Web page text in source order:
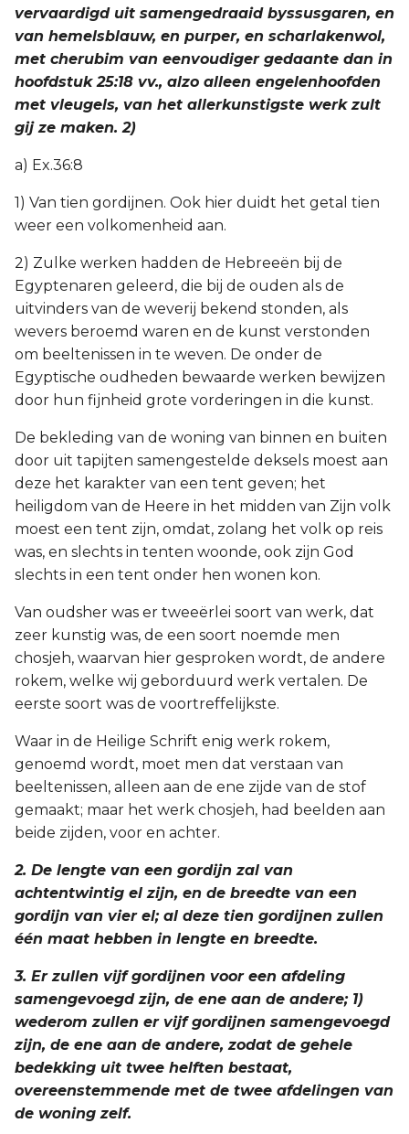
1 Thessalonicenzen
2 Thessalonicenzen
1 Timótheüs
2 Timótheüs
Titus
Hebreeën
Jakobus
1 Petrus
1 Johannes
2 Johannes
3 Johannes
Judas
Openbaring
vervaardigd uit samengedraaid byssusgaren, en
van hemelsblauw, en purper, en scharlakenwol,
met cherubim van eenvoudiger gedaante dan in
hoofdstuk 25:18 vv., alzo alleen engelenhoofden
met vleugels, van het allerkunstigste werk zult
gij ze maken. 2)
a) Ex.36:8
1) Van tien gordijnen. Ook hier duidt het getal tien
weer een volkomenheid aan.
2) Zulke werken hadden de Hebreeën bij de
Egyptenaren geleerd, die bij de ouden als de
uitvinders van de weverij bekend stonden, als
wevers beroemd waren en de kunst verstonden
om beeltenissen in te weven. De onder de
Egyptische oudheden bewaarde werken bewijzen
door hun fijnheid grote vorderingen in die kunst.
De bekleding van de woning van binnen en buiten
door uit tapijten samengestelde deksels moest aan
deze het karakter van een tent geven; het
heiligdom van de Heere in het midden van Zijn volk
moest een tent zijn, omdat, zolang het volk op reis
was, en slechts in tenten woonde, ook zijn God
slechts in een tent onder hen wonen kon.
Van oudsher was er tweeërlei soort van werk, dat
zeer kunstig was, de een soort noemde men
chosjeh, waarvan hier gesproken wordt, de andere
rokem, welke wij geborduurd werk vertalen. De
eerste soort was de voortreffelijkste.
Waar in de Heilige Schrift enig werk rokem,
genoemd wordt, moet men dat verstaan van
beeltenissen, alleen aan de ene zijde van de stof
gemaakt; maar het werk chosjeh, had beelden aan
beide zijden, voor en achter.
2. De lengte van een gordijn zal van
achtentwintig el zijn, en de breedte van een
gordijn van vier el; al deze tien gordijnen zullen
één maat hebben in lengte en breedte.
3. Er zullen vijf gordijnen voor een afdeling
samengevoegd zijn, de ene aan de andere; 1)
wederom zullen er vijf gordijnen samengevoegd
zijn, de ene aan de andere, zodat de gehele
bedekking uit twee helften bestaat,
overeenstemmende met de twee afdelingen van
de woning zelf.